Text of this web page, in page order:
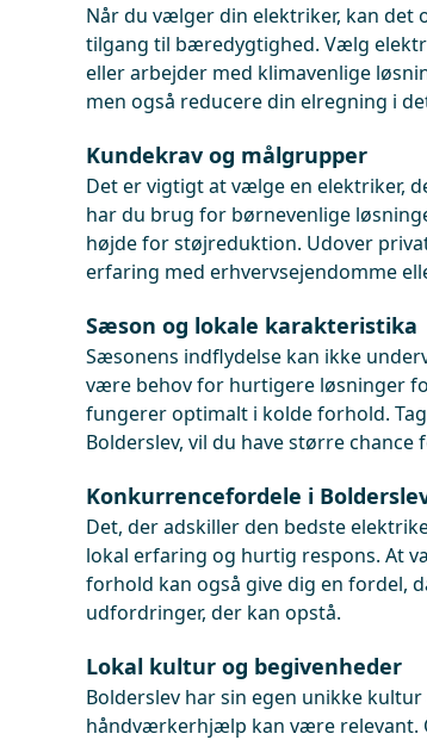
Når du vælger din elektriker, kan det
tilgang til bæredygtighed. Vælg
eller arbejder med klimavenlige
men også reducere din elregning i
Kundekrav og målgrupper
Det er vigtigt at vælge en elektriker,
har du brug for børnevenlige
højde for støjreduktion. Udover
erfaring med erhvervsejendomme
Sæson og lokale karakteristika
Sæsonens indflydelse kan ikke
være behov for hurtigere løsninger
fungerer optimalt i kolde forhold.
Bolderslev, vil du have større
Konkurrencefordele i
Det, der adskiller den bedste
lokal erfaring og hurtig respons. At
forhold kan også give dig en fordel,
udfordringer, der kan opstå.
Lokal kultur og begivenheder
Bolderslev har sin egen unikke
håndværkerhjælp kan være relevant.